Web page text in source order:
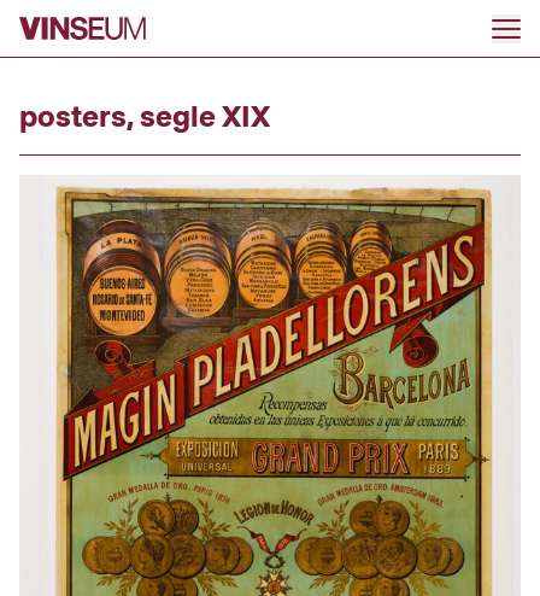
Go to content
posters, segle XIX